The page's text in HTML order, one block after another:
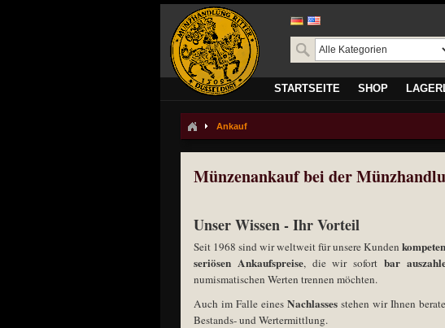
STARTSEITE SHOP
Ankauf
Münzenankauf bei der
Unser Wissen - Ihr Vorteil
Seit 1968 sind wir weltweit für unsere Kunden
seriösen Ankaufspreise, die wir sofortbar
numismatischen Werten trennen möchten.
Auch im Falle eines Nachlassesstehen wir Ihnen
Bestands- und Wertermittlung.